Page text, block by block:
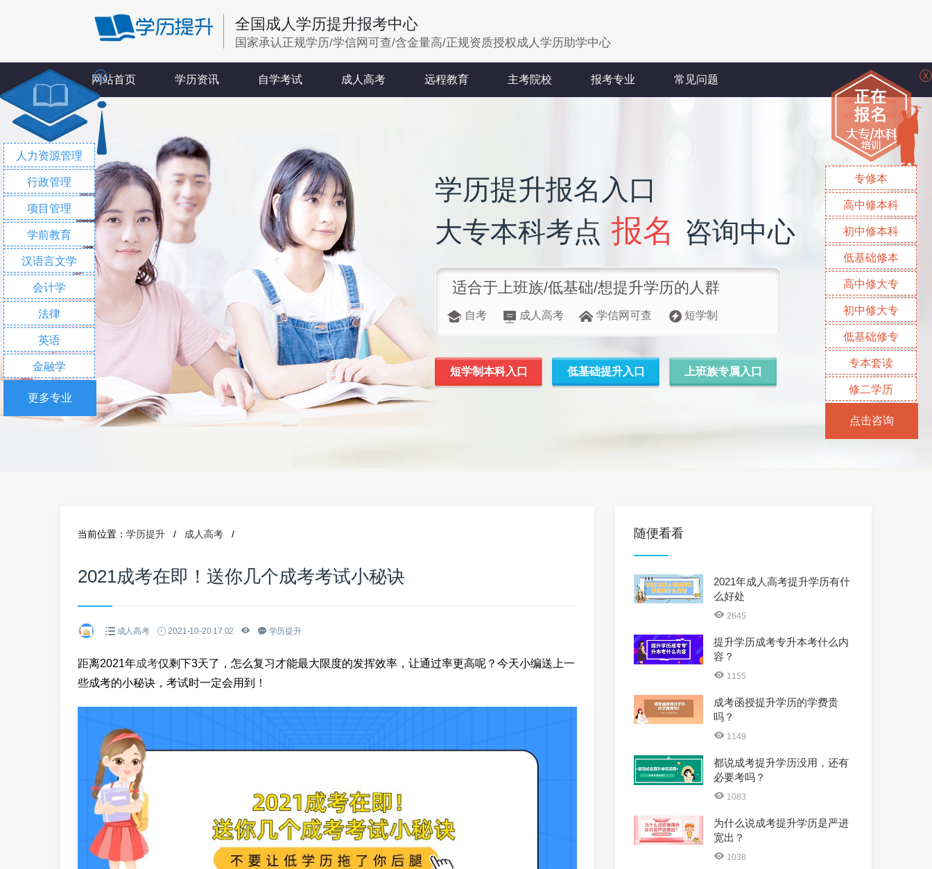
全国成人学历提升报考中心
国家承认正规学历/学信网可查/含金量高/正规资质授权成人学历助学中心
网站首页 学历资讯 自学考试 成人高考 远程教育 主考院校 报考专业 常见问题
学历提升报名入口
大专本科考点 报名 咨询中心
适合于上班族/低基础/想提升学历的人群
自考 成人高考 学信网可查 短学制
短学制本科入口 低基础提升入口 上班族专属入口
当前位置： 学历提升 / 成人高考 /
2021成考在即！送你几个成考考试小秘诀
成人高考 2021-10-20 17:02 学历提升
距离2021年成考仅剩下3天了，怎么复习才能最大限度的发挥效率，让通过率更高呢？今天小编送上一
些成考的小秘诀，考试时一定会用到！
随便看看
2021年成人高考提升学历有什
么好处
2645
提升学历成考专升本考什么内
容？
1155
成考函授提升学历的学费贵
吗？
1149
都说成考提升学历没用，还有
必要考吗？
1083
为什么说成考提升学历是严进
宽出？
1038
人力资源管理
行政管理
项目管理
学前教育
汉语言文学
会计学
法律
英语
金融学
更多专业
X
专修本
高中修本科
初中修本科
低基础修本
高中修大专
初中修大专
低基础修专
专本套读
修二学历
点击咨询
X